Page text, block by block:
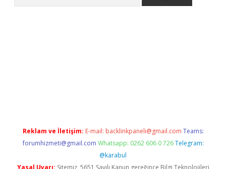
Reklam ve İletişim: E-mail: backlinkpaneli@gmail.com Teams:
forumhizmeti@gmail.com Whatsapp: 0262 606 0 726 Telegram:
@karabul
Yasal Uyarı: Sitemiz, 5651 Sayılı Kanun gereğince Bilgi Teknolojileri